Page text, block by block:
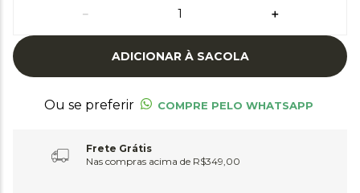
＋
－
ADICIONAR À SACOLA
Ou se preferir COMPRE PELO WHATSAPP
Frete Grátis
Nas compras acima de R$349,00